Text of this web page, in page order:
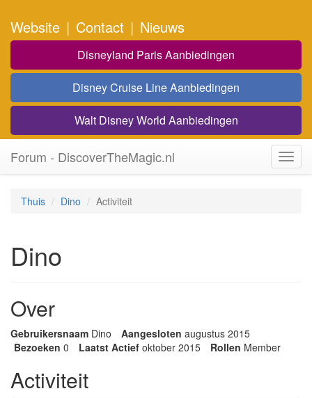
Website | Contact | Nieuws
Disneyland Paris Aanbiedingen
Disney Cruise Line Aanbiedingen
Walt Disney World Aanbiedingen
Forum - DiscoverTheMagic.nl
Thuis Dino Activiteit
Dino
Over
Gebruikersnaam Dino Aangesloten augustus 2015
Bezoeken 0 Laatst Actief oktober 2015 Rollen Member
Activiteit